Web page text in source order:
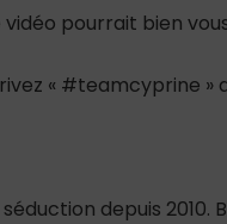
pourrait bien
« #teamcyprine
depuis